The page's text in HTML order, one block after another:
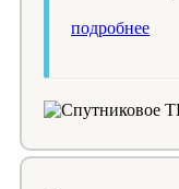
подробнее